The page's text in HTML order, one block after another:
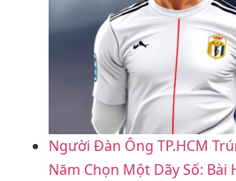
Người Đàn Ông TP.HCM
Năm Chọn Một Dãy Số: Bài